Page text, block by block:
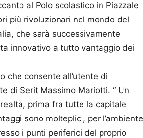
al Polo scolastico in Piazzale
più rivoluzionari nel mondo del
che sarà successivamente
innovativo a tutto vantaggio dei
che consente all’utente di
di Serit Massimo Mariotti. “ Un
prima fra tutte la capitale
sono molteplici, per l’ambiente
i punti periferici del proprio